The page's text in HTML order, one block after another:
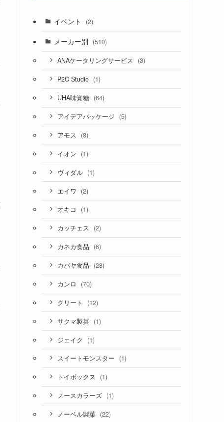
イベント (2)
メーカー別 (510)
ANAケータリングサービス (3)
P2C Studio (1)
UHA味覚糖 (64)
アイデアパッケージ (5)
アモス (8)
イオン (1)
ヴィダル (1)
エイワ (2)
オキコ (1)
カッチェス (2)
カネカ食品 (6)
カバヤ食品 (28)
カンロ (70)
クリート (12)
サクマ製菓 (1)
ジェイク (1)
スイートモンスター (1)
トイボックス (1)
ノースカラーズ (1)
ノーベル製菓 (22)